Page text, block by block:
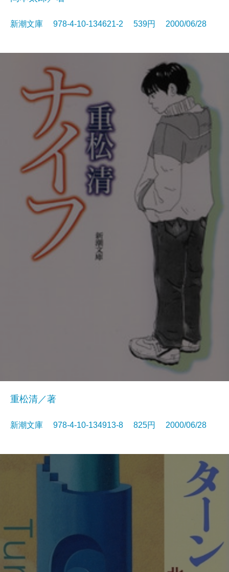
新潮文庫 978-4-10-134621-2 539円 2000/06/28
重松清／著
新潮文庫 978-4-10-134913-8 825円 2000/06/28